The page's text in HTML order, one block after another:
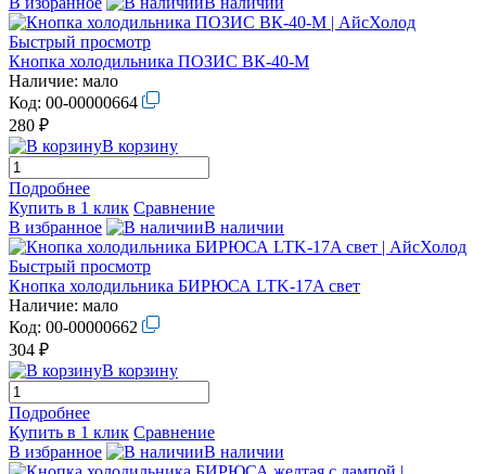
Быстрый просмотр
Кнопка холодильника ПОЗИС ВК-40-М
Наличие: мало
Код: 00-00000664
280 ₽
В корзину
Подробнее
Купить в 1 клик Сравнение
В избранное
В наличии
Быстрый просмотр
Кнопка холодильника БИРЮСА LTK-17A свет
Наличие: мало
Код: 00-00000662
304 ₽
В корзину
Подробнее
Купить в 1 клик Сравнение
В избранное
В наличии